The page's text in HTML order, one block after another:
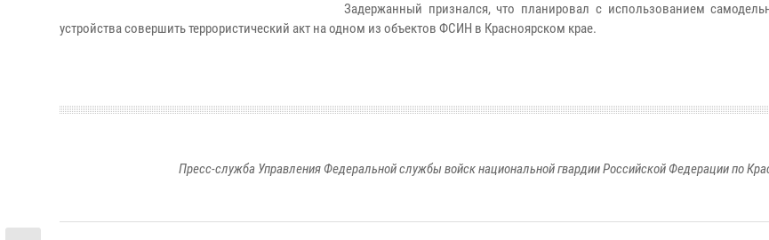
Задержанный признался, что планировал с использованием
устройства совершить террористический акт на одном из объектов ФСИН в Красноярском крае.
Пресс-служба Управления Федеральной службы войск национальной гвардии Российской Федерации по